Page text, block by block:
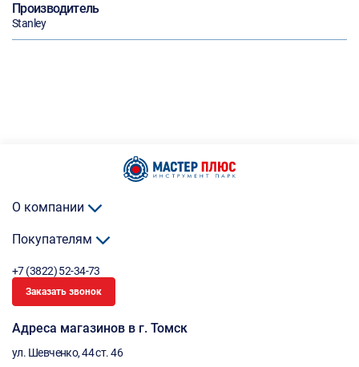
Производитель
Stanley
О компании
Покупателям
+7 (3822) 52-34-73
Заказать звонок
Адреса магазинов в г. Томск
ул. Шевченко, 44 ст. 46